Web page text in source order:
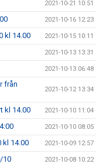
2021-10-21 10:51
2021-10-16 12:23
kl 14.00 2021-10-15 10:11
2021-10-13 13:31
2021-10-13 06:48
från
2021-10-12 13:34
kl 14.00 2021-10-10 11:04
2021-10-10 08:05
kl 14.00 2021-10-09 12:57
10 2021-10-08 10:22